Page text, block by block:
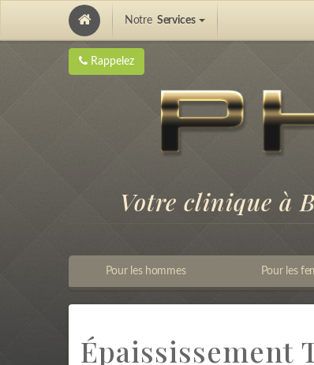
Notre Services
Rappelez
Votre clinique à
Pour les hommes Pour les
Épaississement